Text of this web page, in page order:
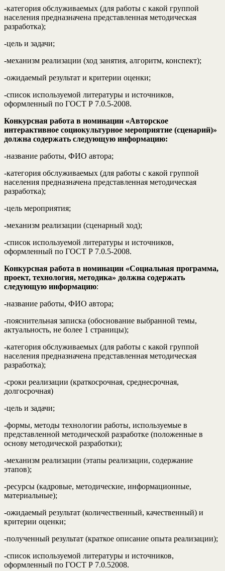
-категория обслуживаемых (для работы с какой группой
населения предназначена представленная методическая
разработка);
-цель и задачи;
-механизм реализации (ход занятия, алгоритм, конспект);
-ожидаемый результат и критерии оценки;
-список используемой литературы и источников,
оформленный по ГОСТ Р 7.0.5-2008.
Конкурсная работа в номинации «Авторское
интерактивное социокультурное мероприятие (сценарий)»
должна содержать следующую информацию:
-название работы, ФИО автора;
-категория обслуживаемых (для работы с какой группой
населения предназначена представленная методическая
разработка);
-цель мероприятия;
-механизм реализации (сценарный ход);
-список используемой литературы и источников,
оформленный по ГОСТ Р 7.0.5-2008.
Конкурсная работа в номинации «Социальная программа,
проект, технология, методика» должна содержать
следующую информацию:
-название работы, ФИО автора;
-пояснительная записка (обоснование выбранной темы,
актуальность, не более 1 страницы);
-категория обслуживаемых (для работы с какой группой
населения предназначена представленная методическая
разработка);
-сроки реализации (краткосрочная, среднесрочная,
долгосрочная)
-цель и задачи;
-формы, методы технологии работы, используемые в
представленной методической разработке (положенные в
основу методической разработки);
-механизм реализации (этапы реализации, содержание
этапов);
-ресурсы (кадровые, методические, информационные,
материальные);
-ожидаемый результат (количественный, качественный) и
критерии оценки;
-полученный результат (краткое описание опыта реализации);
-список используемой литературы и источников,
оформленный по ГОСТ Р 7.0.52008.